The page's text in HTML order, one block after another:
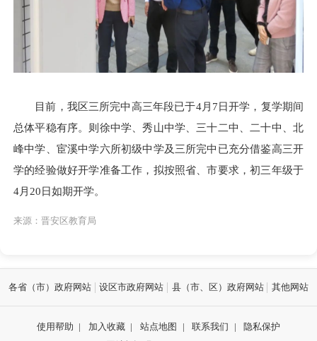
目前，我区三所完中高三年段已于4月7日开学，复学期间
总体平稳有序。则徐中学、秀山中学、三十二中、二十中、北
峰中学、宦溪中学六所初级中学及三所完中已充分借鉴高三开
学的经验做好开学准备工作，拟按照省、市要求，初三年级于
4月20日如期开学。
来源：晋安区教育局
各省（市）政府网站 设区市政府网站 县（市、区）政府网站 其他网站
使用帮助 | 加入收藏 | 站点地图 | 联系我们 |
隐私保护